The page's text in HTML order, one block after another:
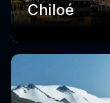
Chiloé